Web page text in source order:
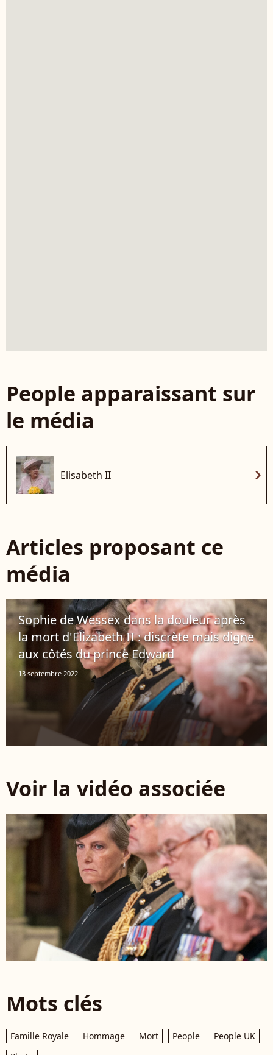
People apparaissant sur
le média
Elisabeth II chevron_right
Articles proposant ce
média
Sophie de Wessex dans la douleur après
la mort d'Elizabeth II : discrète mais digne
aux côtés du prince Edward
13 septembre 2022
Voir la vidéo associée
Mots clés
Famille Royale Hommage Mort People
People UK